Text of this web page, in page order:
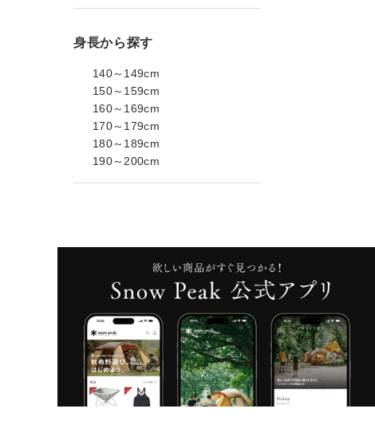
身長から探す
140～149cm
150～159cm
160～169cm
170～179cm
180～189cm
190～200cm